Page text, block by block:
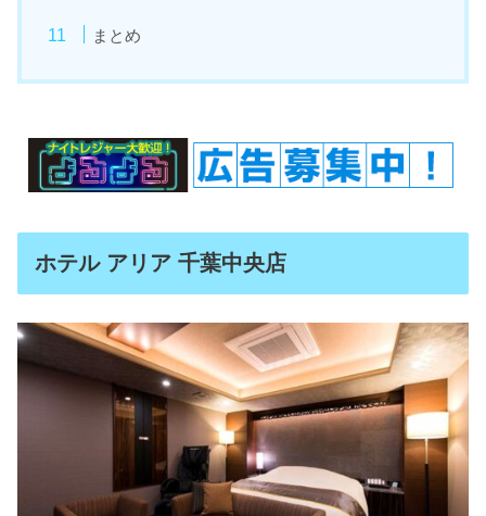
まとめ
ホテル アリア 千葉中央店